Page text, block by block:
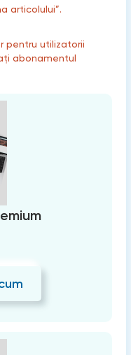
articolului”.
pentru utilizatorii
abonamentul